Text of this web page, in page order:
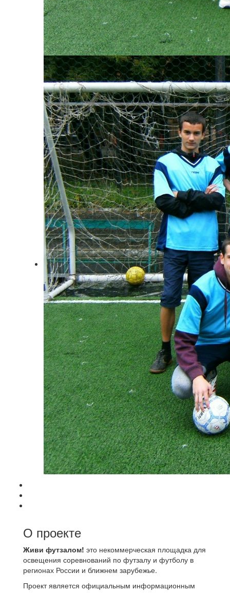
О проекте
Живи футзалом! это некоммерческая площадка для
освещения соревнований по футзалу и футболу в
регионах России и ближнем зарубежье.
Проект является официальным информационным